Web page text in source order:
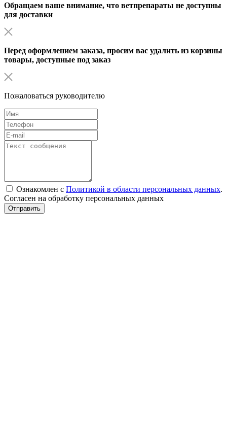
Обращаем ваше внимание, что ветпрепараты не доступны
для доставки
Перед оформлением заказа, просим вас удалить из корзины
товары, доступные под заказ
Пожаловаться руководителю
Ознакомлен с Политикой в области персональных данных.
Согласен на обработку персональных данных
Отправить